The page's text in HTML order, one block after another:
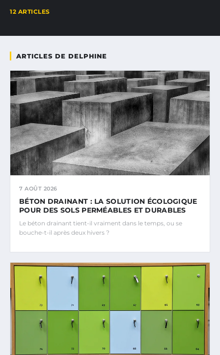
12 ARTICLES
ARTICLES DE DELPHINE
7 AOÛT 2026
BÉTON DRAINANT : LA SOLUTION ÉCOLOGIQUE
POUR DES SOLS PERMÉABLES ET DURABLES
Le béton drainant tient-il vraiment dans le temps, ou se
bouche-t-il après deux hivers ?